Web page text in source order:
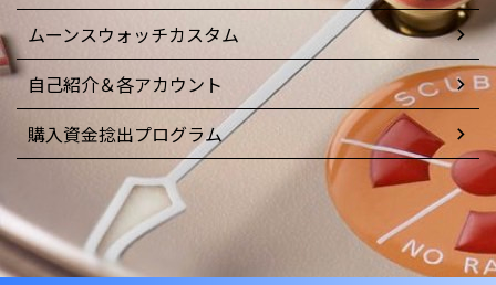
ムーンスウォッチカスタム
自己紹介＆各アカウント
購入資金捻出プログラム